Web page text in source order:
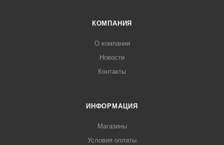
КОМПАНИЯ
О компании
Новости
Контакты
ИНФОРМАЦИЯ
Магазины
Условия оплаты